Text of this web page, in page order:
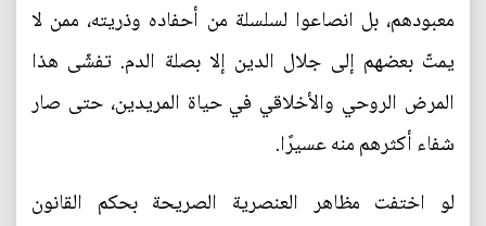
معبودهم، بل انصاعوا لسلسلة من أحفاده وذريته، ممن لا
يمتّ بعضهم إلى جلال الدين إلا بصلة الدم. تفشّى هذا
المرض الروحي والأخلاقي في حياة المريدين، حتى صار
شفاء أكثرهم منه عسيرًا.
لو اختفت مظاهر العنصرية الصريحة بحكم القانون